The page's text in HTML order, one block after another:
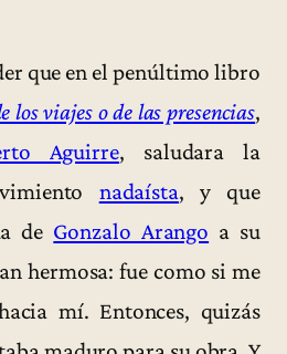
que en el penúltimo libro
los viajes o de las presencias,
Aguirre, saludara la
nadaísta, y que
de Gonzalo Arango a su
hermosa: fue como si me
mí. Entonces, quizás